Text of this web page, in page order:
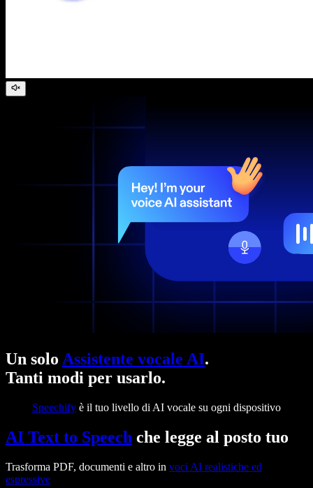
Un solo Assistente vocale AI.
Tanti modi per usarlo.
Speechify è il tuo livello di AI vocale su ogni dispositivo
AI Text to Speech che legge al posto tuo
Trasforma PDF, documenti e altro in voci AI realistiche ed
espressive